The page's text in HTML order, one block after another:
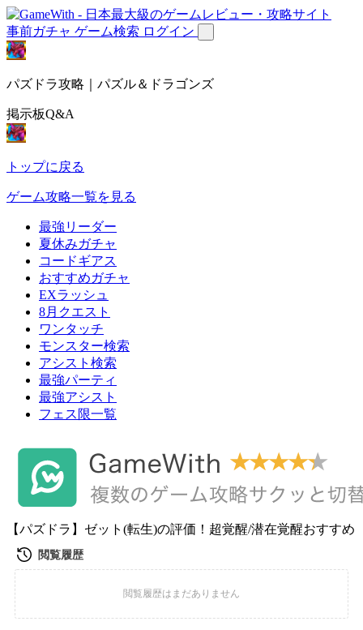
事前ガチャ ゲーム検索 ログイン
パズドラ攻略｜パズル＆ドラゴンズ
掲示板Q&A
トップに戻る
ゲーム攻略一覧を見る
最強リーダー
夏休みガチャ
コードギアス
おすすめガチャ
EXラッシュ
8月クエスト
ワンタッチ
モンスター検索
アシスト検索
最強パーティ
最強アシスト
フェス限一覧
【パズドラ】ゼット(転生)の評価！超覚醒/潜在覚醒おすすめ